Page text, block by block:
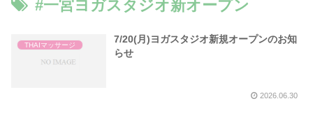
#一宮ヨガスタジオ新オープン
THAIマッサージ
7/20(月)ヨガスタジオ新規オープンのお知
らせ
2026.06.30